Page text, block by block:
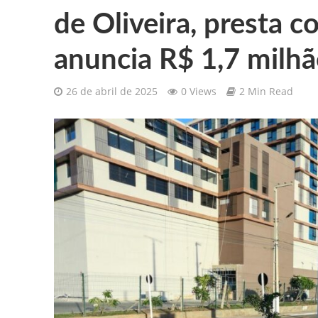
Gilberto Ribeiro celebra chegada
Confira as vagas de emprego
Santa Cruz da Baixa Verde é
PRF resgata 132 aves silvestres
Comunicamos o falecimento de
de Oliveira, presta
anuncia R$ 1,7
26 de abril de 2025 0 Views 2 Min Read